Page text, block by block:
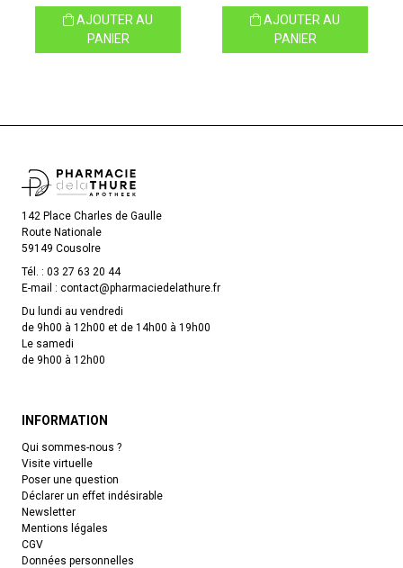
AJOUTER AU
PANIER
AJOUTER AU
PANIER
142 Place Charles de Gaulle
Route Nationale
59149 Cousolre
Tél. : 03 27 63 20 44
E-mail : contact@pharmaciedelathure.fr
Du lundi au vendredi
de 9h00 à 12h00 et de 14h00 à 19h00
Le samedi
de 9h00 à 12h00
INFORMATION
Qui sommes-nous ?
Visite virtuelle
Poser une question
Déclarer un effet indésirable
Newsletter
Mentions légales
CGV
Données personnelles